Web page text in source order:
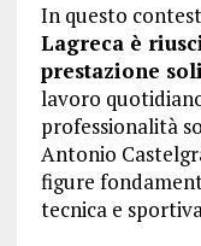
In questo
Lagreca è
prestazione
lavoro
professionalità
Antonio
figure
tecnica e